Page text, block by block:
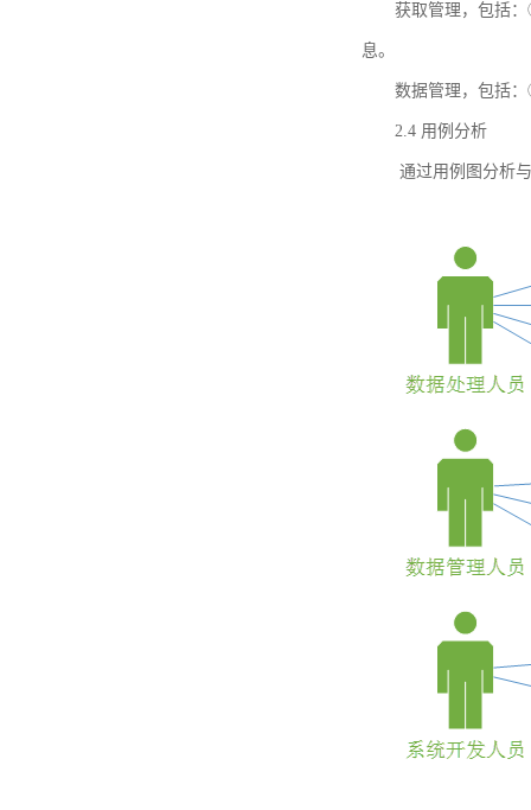
获取管理，包括
息。
数据管理，包括
2.4 用例分析
通过用例图分析